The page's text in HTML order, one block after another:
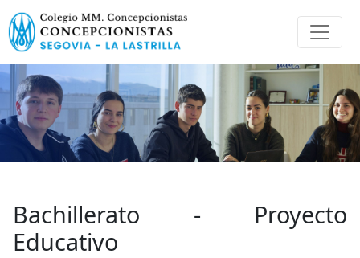
Bachillerato - Proyecto
Educativo